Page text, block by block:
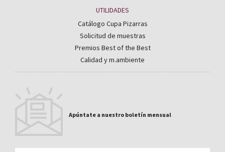
UTILIDADES
Catálogo Cupa Pizarras
Solicitud de muestras
Premios Best of the Best
Calidad y m.ambiente
Apúntate a nuestro boletín mensual